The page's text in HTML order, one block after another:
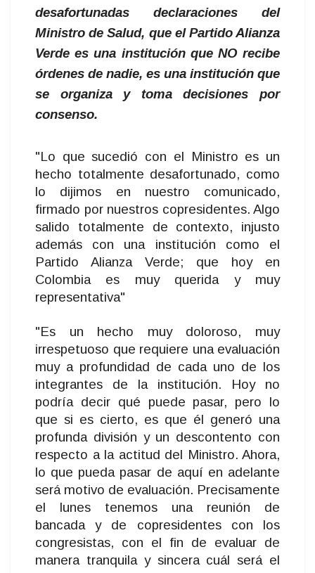
desafortunadas declaraciones del
Ministro de Salud, que el Partido Alianza
Verde es una institución que NO recibe
órdenes de nadie, es una institución que
se organiza y toma decisiones por
consenso.
"Lo que sucedió con el Ministro es un
hecho totalmente desafortunado, como
lo dijimos en nuestro comunicado,
firmado por nuestros copresidentes. Algo
salido totalmente de contexto, injusto
además con una institución como el
Partido Alianza Verde; que hoy en
Colombia es muy querida y muy
representativa"
"Es un hecho muy doloroso, muy
irrespetuoso que requiere una evaluación
muy a profundidad de cada uno de los
integrantes de la institución. Hoy no
podría decir qué puede pasar, pero lo
que si es cierto, es que él generó una
profunda división y un descontento con
respecto a la actitud del Ministro. Ahora,
lo que pueda pasar de aquí en adelante
será motivo de evaluación. Precisamente
el lunes tenemos una reunión de
bancada y de copresidentes con los
congresistas, con el fin de evaluar de
manera tranquila y sincera cuál será el